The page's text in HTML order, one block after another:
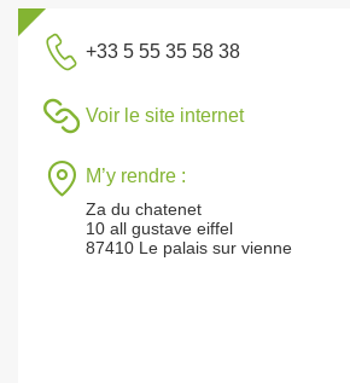
+33 5 55 35 58 38
Voir le site internet
M’y rendre :
Za du chatenet
10 all gustave eiffel
87410 Le palais sur vienne